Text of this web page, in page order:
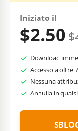
Iniziato il
$2.50
Download
Accesso a oltre
Nessuna
Annulla in